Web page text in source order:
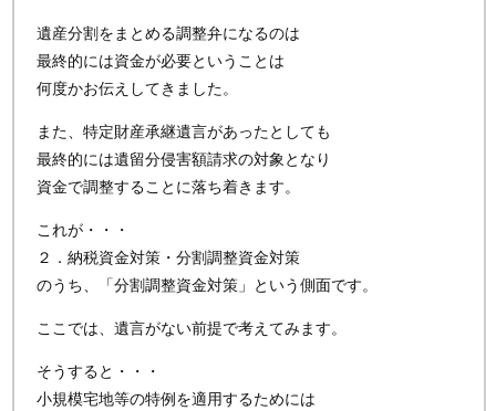
遺産分割をまとめる調整弁になるのは
最終的には資金が必要ということは
何度かお伝えしてきました。
また、特定財産承継遺言があったとしても
最終的には遺留分侵害額請求の対象となり
資金で調整することに落ち着きます。
これが・・・
２．納税資金対策・分割調整資金対策
のうち、「分割調整資金対策」という側面です。
ここでは、遺言がない前提で考えてみます。
そうすると・・・
小規模宅地等の特例を適用するためには